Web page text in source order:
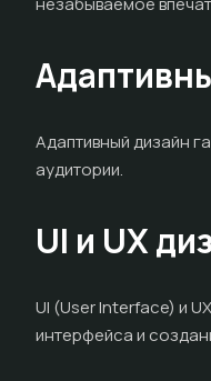
Адаптивный дизайн
аудитории.
UI и UX
UI (User Interface) и
интерфейса и